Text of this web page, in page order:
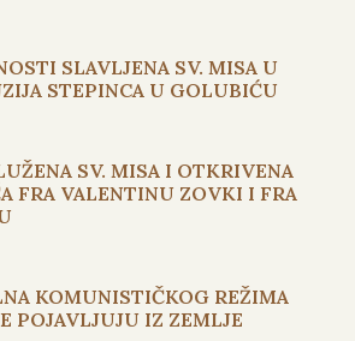
SLAVLJENA SV. MISA U
STEPINCA U GOLUBIĆU
SV. MISA I OTKRIVENA
FRA VALENTINU ZOVKI I FRA
KOMUNISTIČKOG REŽIMA
POJAVLJUJU IZ ZEMLJE